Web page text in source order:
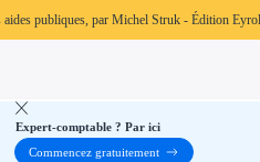
aides publiques, par Michel Struk - Édition
Expert-comptable ? Par ici
Commencez gratuitement